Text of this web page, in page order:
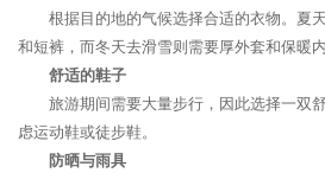
根据目的地的气候选择合适的衣物。夏
和短裤，而冬天去滑雪则需要厚外套和保暖内
舒适的鞋子
旅游期间需要大量步行，因此选择一双
虑运动鞋或徒步鞋。
防晒与雨具